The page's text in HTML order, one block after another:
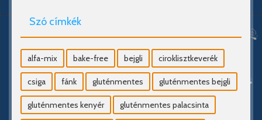
Szó címkék
alfa-mix bake-free bejgli ciroklisztkeverék
csiga fánk gluténmentes gluténmentes bejgli
gluténmentes kenyér gluténmentes palacsinta